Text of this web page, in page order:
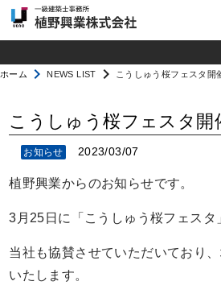
ホーム navigate_next NEWS LIST navigate_next こうしゅう桜フェスタ開
こうしゅう桜フェスタ開
お知らせ 2023/03/07
植野興業からのお知らせです。
3月25日に「こうしゅう桜フェスタ
当社も協賛させていただいており
いたします。